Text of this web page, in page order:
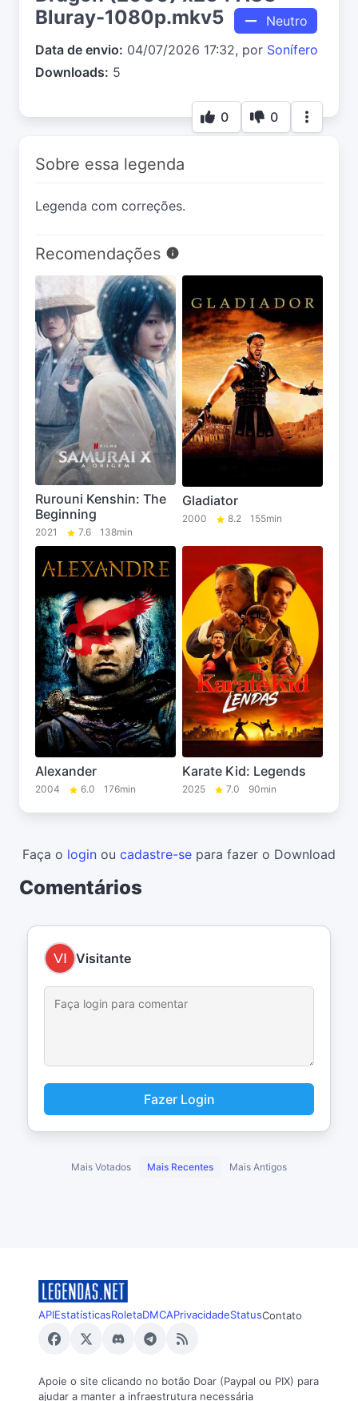
Bluray-1080p.mkv5
Neutro
Data de envio: 04/07/2026 17:32, por Sonífero
Downloads: 5
0 0
Sobre essa legenda
Legenda com correções.
Recomendações
Rurouni Kenshin: The
Beginning
2021 7.6 138min
Gladiator
2000 8.2 155min
Alexander
2004 6.0 176min
Karate Kid: Legends
2025 7.0 90min
Faça o login ou cadastre-se para fazer o Download
Comentários
Visitante
Fazer Login
Mais Votados Mais Recentes Mais Antigos
APIEstatísticasRoletaDMCAPrivacidadeStatusContato
Apoie o site clicando no botão Doar (Paypal ou PIX) para
ajudar a manter a infraestrutura necessária